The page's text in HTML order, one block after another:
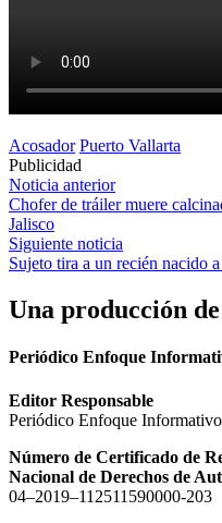
Acosador Puerto Vallarta
Publicidad
Navegación
de
entradas
Noticia anterior
Chofer de tráiler muere
Jalisco
Siguiente noticia
Sujeto tira a un recién nacido
Una producción de
Periódico Enfoque
Editor Responsable
Periódico Enfoque
Número de Certificado de
Nacional de Derechos de
04–2019–112511590000-203